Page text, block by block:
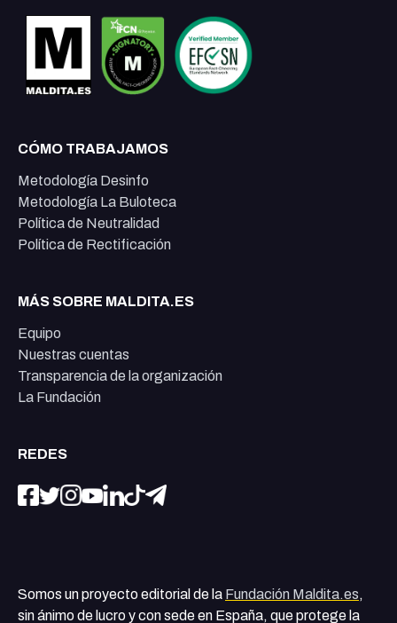
CÓMO TRABAJAMOS
Metodología Desinfo
Metodología La Buloteca
Política de Neutralidad
Política de Rectificación
MÁS SOBRE MALDITA.ES
Equipo
Nuestras cuentas
Transparencia de la organización
La Fundación
REDES
Somos un proyecto editorial de la Fundación Maldita.es,
sin ánimo de lucro y con sede en España, que protege la